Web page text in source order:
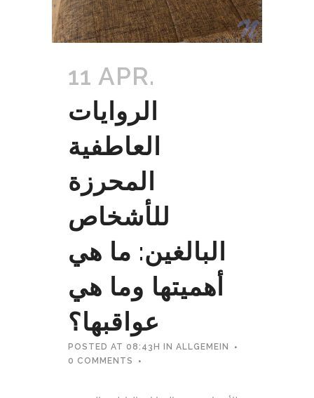
11 APR.
الروايات
العاطفية
المحرزة
للأشخاص
البالغين: ما هي
أهميتها وما هي
عواقبها؟
POSTED AT 08:43H IN ALLGEMEIN
0 COMMENTS